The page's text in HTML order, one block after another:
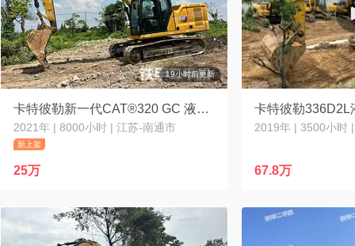
19小时前更新
卡特彼勒新一代CAT®320 GC 液压挖掘机
2021年 | 8000小时 | 江苏-南通市
新上架
25万
卡特彼勒336D2L
2019年 | 3500小时
67.8万